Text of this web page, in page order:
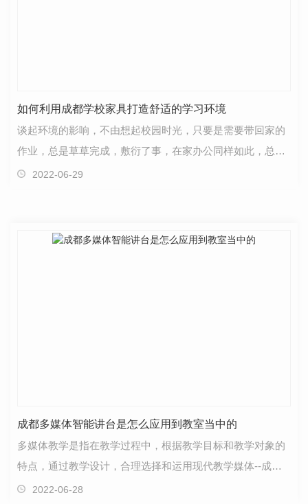
如何利用成都学校家具打造舒适的学习环境
谈起环境的影响，不由想起校园时光，只要是需要带回家的
作业，总是草草完成，敷衍了事，在家办公同样如此，总是
不及办公室办公效率的十分之一，这主要是因为家里缺…
2022-06-29
成都多媒体智能讲台是怎么应用到教室当中的
多媒体教学是指在教学过程中，根据教学目标和教学对象的
特点，通过教学设计，合理选择和运用现代教学媒体--成都
多媒体智能讲台，并与传统教学手段有机组合，共同参…
2022-06-28